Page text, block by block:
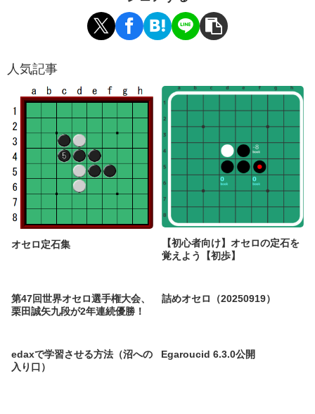
人気記事
オセロ定石集
【初心者向け】オセロの定石を
覚えよう【初歩】
第47回世界オセロ選手権大会、
栗田誠矢九段が2年連続優勝！
詰めオセロ（20250919）
edaxで学習させる方法（沼への
入り口）
Egaroucid 6.3.0公開